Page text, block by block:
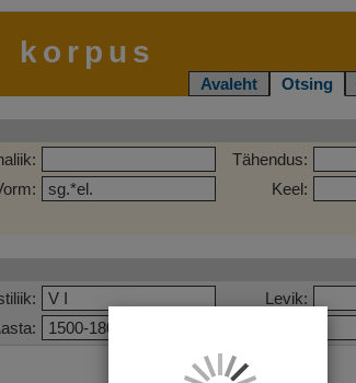
korpus
Avaleht Otsing
Tähendus:
Keel:
Levik: